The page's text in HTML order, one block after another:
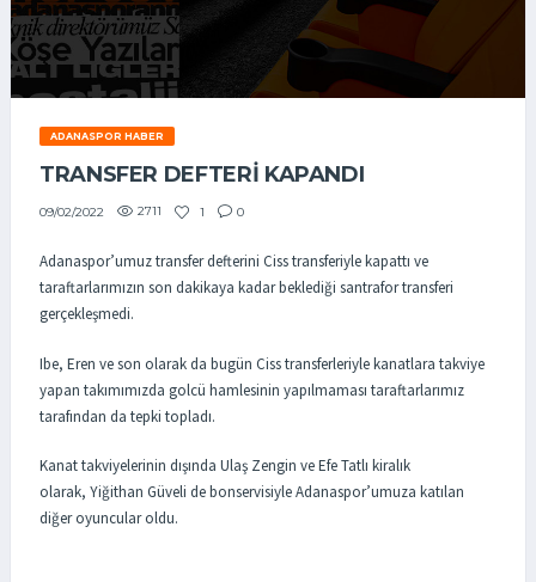
ADANASPOR HABER
TRANSFER DEFTERİ KAPANDI
09/02/2022 2711 1 0
Adanaspor’umuz transfer defterini Ciss transferiyle kapattı ve
taraftarlarımızın son dakikaya kadar beklediği santrafor transferi
gerçekleşmedi.
Ibe, Eren ve son olarak da bugün Ciss transferleriyle kanatlara takviye
yapan takımımızda golcü hamlesinin yapılmaması taraftarlarımız
tarafından da tepki topladı.
Kanat takviyelerinin dışında Ulaş Zengin ve Efe Tatlı kiralık
olarak, Yiğithan Güveli de bonservisiyle Adanaspor’umuza katılan
diğer oyuncular oldu.